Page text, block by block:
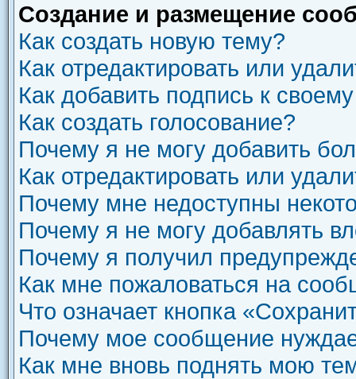
Создание и размещение
Как создать новую тему?
Как отредактировать или
Как добавить подпись к
Как создать голосование?
Почему я не могу добавить
Как отредактировать или
Почему мне недоступны
Почему я не могу добавлять
Почему я получил
Как мне пожаловаться на
Что означает кнопка
Почему мое сообщение
Как мне вновь поднять мою